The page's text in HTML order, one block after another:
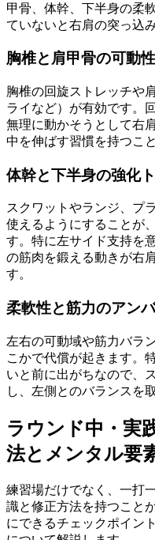
甲骨、体幹、下半身の柔
ていないと右肩の突っ込
胸椎と肩甲骨の可動
胸椎の回旋ストレッチや
ライなど）が有効です。
無理に動かそうとして右
中を伸ばす習慣を持つこ
体幹と下半身の強化
スクワットやランジ、プ
使えるようにすることが
す。特に左サイド支持を
の筋肉を鍛える動きが右
す。
柔軟性と筋力のアン
左右の可動域や筋力バラ
こかで代償が起きます。
いと前に出がちなので、
し、左側とのバランスを
ラウンド中・実
法とメンタル要
練習場だけでなく、一打
識と修正方法を持つこと
にできるチェックポイン